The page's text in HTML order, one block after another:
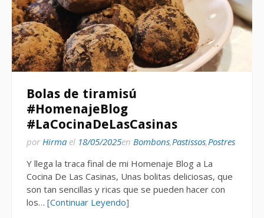
Bolas de tiramisú
#HomenajeBlog
#LaCocinaDeLasCasinas
por Hirma el 18/05/2025en Bombons,Pastissos,Postres
Y llega la traca final de mi Homenaje Blog a La
Cocina De Las Casinas, Unas bolitas deliciosas, que
son tan sencillas y ricas que se pueden hacer con
los… [Continuar Leyendo]